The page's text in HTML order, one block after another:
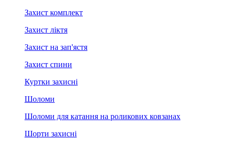
Захист комплект
Захист ліктя
Захист на зап'ястя
Захист спини
Куртки захисні
Шоломи
Шоломи для катання на роликових ковзанах
Шорти захисні